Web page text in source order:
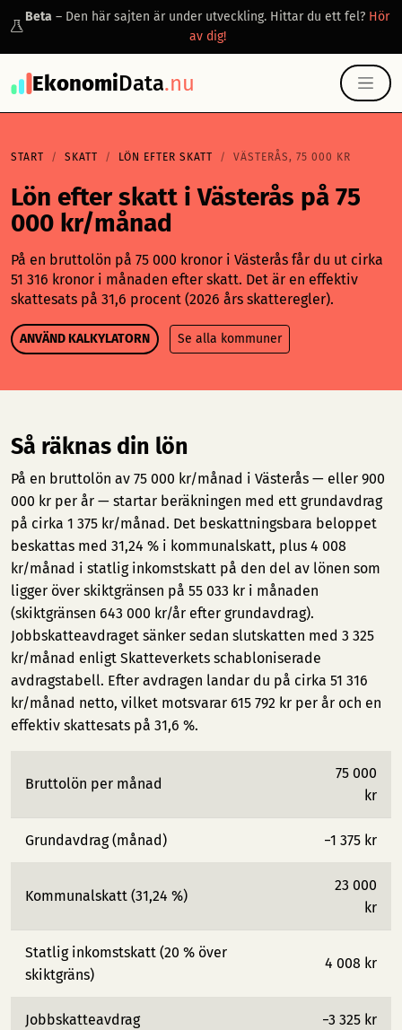
Beta – Den här sajten är under utveckling. Hittar du ett fel? Hör
av dig!
EkonomiData.nu
START SKATT LÖN EFTER SKATT VÄSTERÅS, 75 000 KR
Lön efter skatt i Västerås på 75
000 kr/månad
På en bruttolön på 75 000 kronor i Västerås får du ut cirka
51 316 kronor i månaden efter skatt. Det är en effektiv
skattesats på 31,6 procent (2026 års skatteregler).
ANVÄND KALKYLATORN Se alla kommuner
Så räknas din lön
På en bruttolön av 75 000 kr/månad i Västerås — eller 900
000 kr per år — startar beräkningen med ett grundavdrag
på cirka 1 375 kr/månad. Det beskattningsbara beloppet
beskattas med 31,24 % i kommunalskatt, plus 4 008
kr/månad i statlig inkomstskatt på den del av lönen som
ligger över skiktgränsen på 55 033 kr i månaden
(skiktgränsen 643 000 kr/år efter grundavdrag).
Jobbskatteavdraget sänker sedan slutskatten med 3 325
kr/månad enligt Skatteverkets schabloniserade
avdragstabell. Efter avdragen landar du på cirka 51 316
kr/månad netto, vilket motsvarar 615 792 kr per år och en
effektiv skattesats på 31,6 %.
Bruttolön per månad
75 000
kr
Grundavdrag (månad) −1 375 kr
Kommunalskatt (31,24 %)
23 000
kr
Statlig inkomstskatt (20 % över
skiktgräns)
4 008 kr
Jobbskatteavdrag −3 325 kr